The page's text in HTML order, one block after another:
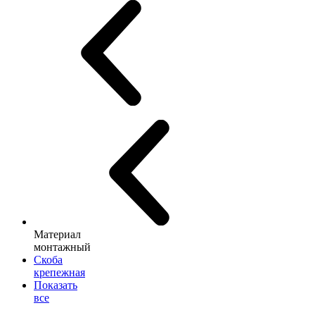
Материал
монтажный
Скоба
крепежная
Показать
все